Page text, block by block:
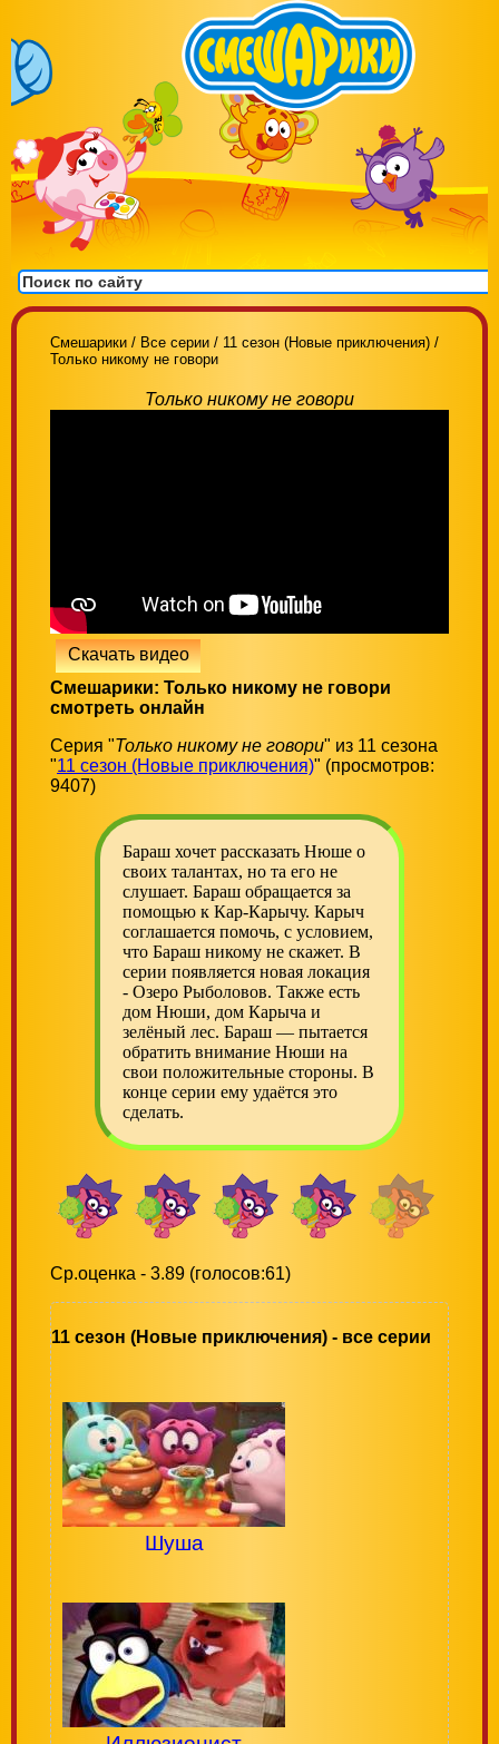
Смешарики / Все серии / 11 сезон (Новые приключения) /
Только никому не говори
Только никому не говори
Скачать видео
Смешарики: Только никому не говори
смотреть онлайн
Серия "Только никому не говори" из 11 сезона
"11 сезон (Новые приключения)" (просмотров:
9407)
Бараш хочет рассказать Нюше о
своих талантах, но та его не
слушает. Бараш обращается за
помощью к Кар-Карычу. Карыч
соглашается помочь, с условием,
что Бараш никому не скажет. В
серии появляется новая локация
- Озеро Рыболовов. Также есть
дом Нюши, дом Карыча и
зелёный лес. Бараш — пытается
обратить внимание Нюши на
свои положительные стороны. В
конце серии ему удаётся это
сделать.
Ср.оценка - 3.89 (голосов:61)
11 сезон (Новые приключения) - все серии
Шуша